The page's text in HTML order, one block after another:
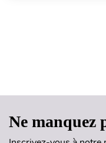
Ne manquez